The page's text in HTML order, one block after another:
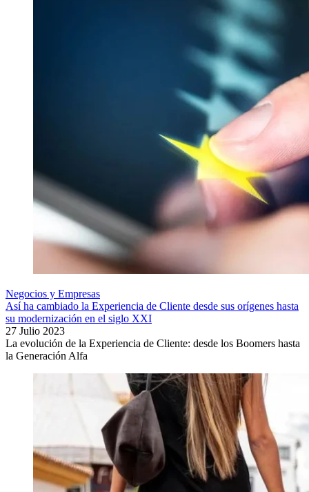
Negocios y Empresas
Así ha cambiado la Experiencia de Cliente desde sus orígenes hasta
su modernización en el siglo XXI
27 Julio 2023
La evolución de la Experiencia de Cliente: desde los Boomers hasta
la Generación Alfa